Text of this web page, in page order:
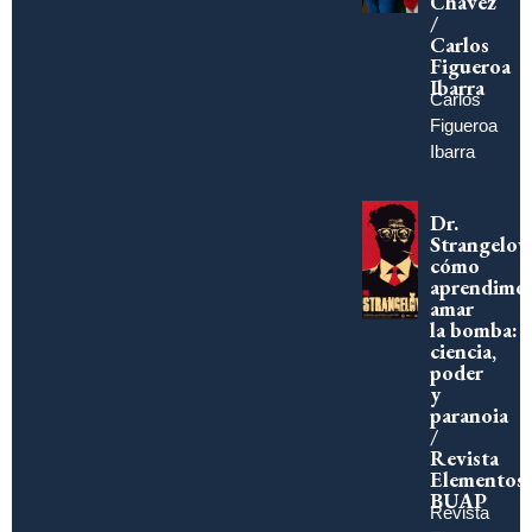
/
Carlos
Figueroa
Ibarra
Carlos
Figueroa
Ibarra
Dr.
cómo
amar
la bomba:
ciencia,
poder
y
paranoia
/
Revista
Elementos
BUAP
Revista